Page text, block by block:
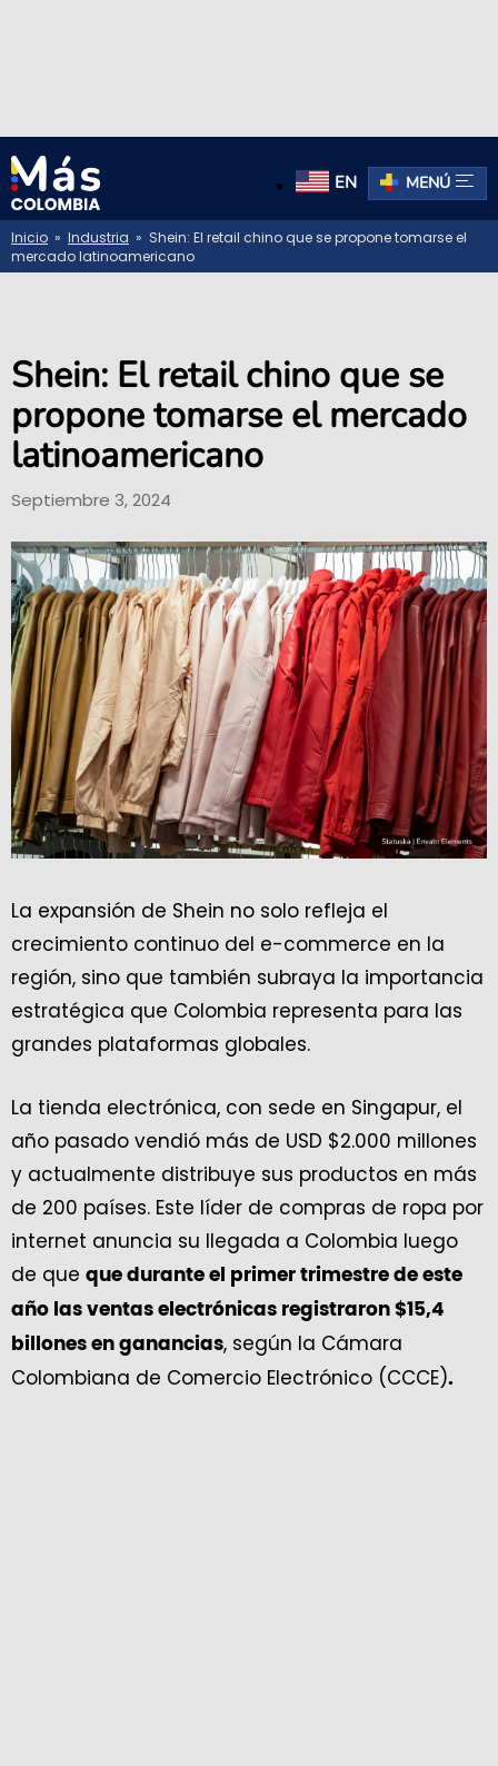
EN MENÚ
Inicio » Industria » Shein: El retail chino que se propone tomarse el
mercado latinoamericano
Shein: El retail chino que se
propone tomarse el mercado
latinoamericano
Septiembre 3, 2024
La expansión de Shein no solo refleja el
crecimiento continuo del e-commerce en la
región, sino que también subraya la importancia
estratégica que Colombia representa para las
grandes plataformas globales.
La tienda electrónica, con sede en Singapur, el
año pasado vendió más de USD $2.000 millones
y actualmente distribuye sus productos en más
de 200 países. Este líder de compras de ropa por
internet anuncia su llegada a Colombia luego
de que que durante el primer trimestre de este
año las ventas electrónicas registraron $15,4
billones en ganancias, según la Cámara
Colombiana de Comercio Electrónico (CCCE).